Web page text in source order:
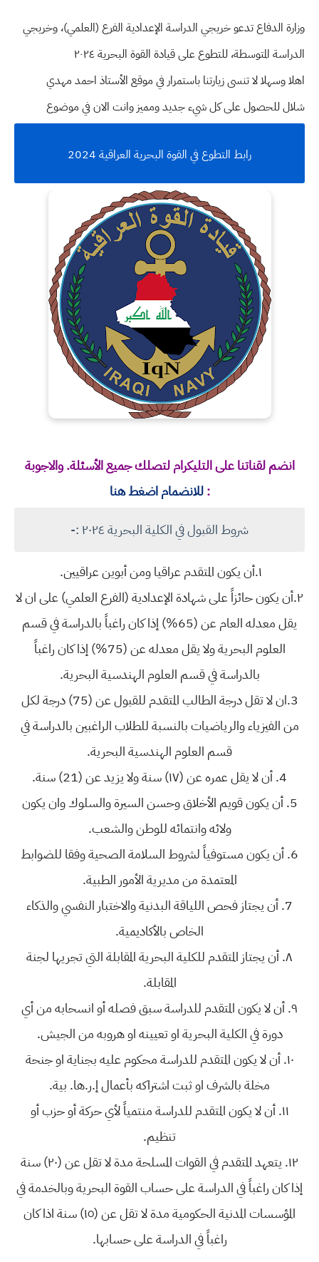
وزارة الدفاع تدعو خريجي الدراسة الإعدادية الفرع (العلمي)، وخريجي
الدراسة المتوسطة، للتطوع على قيادة القوة البحرية ٢٠٢٤
اهلا وسهلالا تنسى زيارتنا باستمرار في موقع الأستاذ احمد مهدي
شلال للحصول على كل شيء جديد ومميز وانت الان في موضوع
رابط التطوع في القوة البحرية العراقية 2024
انضم لقناتنا على التليكرام لتصلك جميع الأسئلة. والاجوبة
: للانضمام اضغط هنا
شروط القبول في الكلية البحرية ٢٠٢٤ :-
١.أن يكون المتقدم عراقيا ومن أبوين عراقيين.
٢.أن يكون حائزاً على شهادة الإعدادية (الفرع العلمي) على ان لا
يقل معدله العام عن (65%) إذا كان راغباً بالدراسة في قسم
العلوم البحرية ولا يقل معدله عن (75%) إذا كان راغباً
بالدراسة في قسم العلوم الهندسية البحرية.
3.ان لا تقل درجة الطالب المتقدم للقبول عن (75) درجة لكل
من الفيزياء والرياضيات بالنسبة للطلاب الراغبين بالدراسة في
قسم العلوم الهندسية البحرية.
4. أن لا يقل عمره عن (١٧) سنة ولا يزيد عن (21) سنة.
5. أن يكون قويم الأخلاق وحسن السيرة والسلوك وان يكون
ولائه وانتمائه للوطن والشعب.
6. أن يكون مستوفياً لشروط السلامة الصحية وفقا للضوابط
المعتمدة من مديرية الأمور الطبية.
7. أن يجتاز فحص اللياقة البدنية والاختبار النفسي والذكاء
الخاص بالأكاديمية.
٨. أن يجتاز المتقدم للكلية البحرية المقابلة التي تجريها لجنة
المقابلة.
٩. أن لا يكون المتقدم للدراسة سبق فصله أو انسحابه من أي
دورة في الكلية البحرية او تعيينه او هروبه من الجيش.
١٠. أن لا يكون المتقدم للدراسة محكوم عليه بجناية او جنحة
مخلة بالشرف او ثبت اشتراكه بأعمال إ.ر.ها. بية.
١١. أن لا يكون المتقدم للدراسة منتمياً لأي حركة أو حزب أو
تنظيم.
١٢. يتعهد المتقدم في القوات المسلحة مدة لا تقل عن (٢٠) سنة
إذا كان راغباً في الدراسة على حساب القوة البحرية وبالخدمة في
المؤسسات المدنية الحكومية مدة لا تقل عن (١٥) سنة اذا كان
راغباً في الدراسة على حسابها.